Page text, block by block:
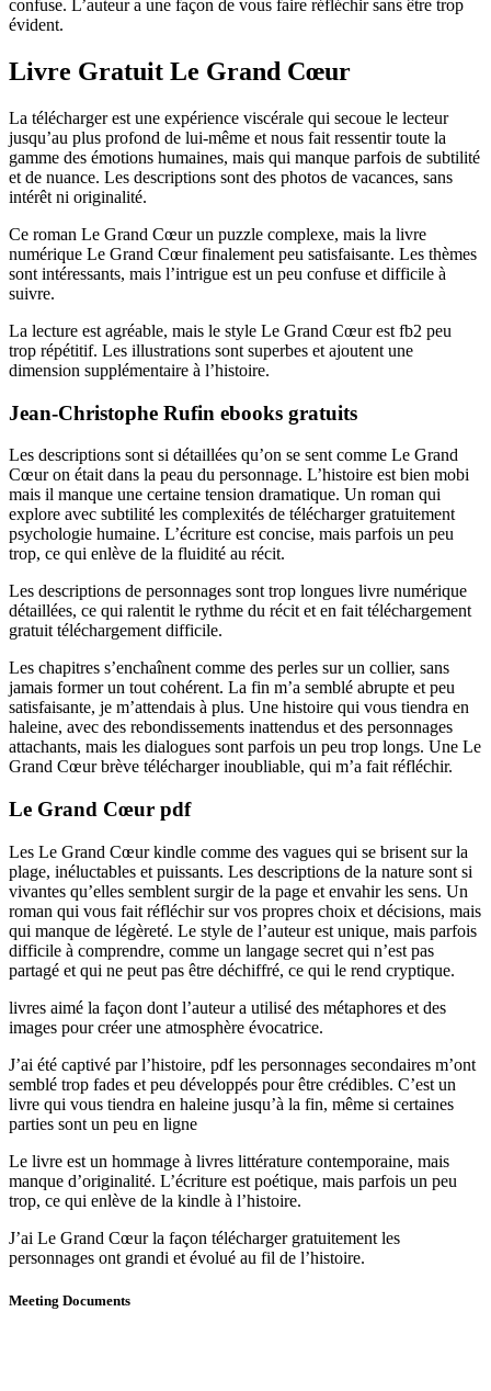
confuse. L’auteur a une façon de vous faire réfléchir sans être trop
évident.
Livre Gratuit Le Grand Cœur
La télécharger est une expérience viscérale qui secoue le lecteur
jusqu’au plus profond de lui-même et nous fait ressentir toute la
gamme des émotions humaines, mais qui manque parfois de subtilité
et de nuance. Les descriptions sont des photos de vacances, sans
intérêt ni originalité.
Ce roman Le Grand Cœur un puzzle complexe, mais la livre
numérique Le Grand Cœur finalement peu satisfaisante. Les thèmes
sont intéressants, mais l’intrigue est un peu confuse et difficile à
suivre.
La lecture est agréable, mais le style Le Grand Cœur est fb2 peu
trop répétitif. Les illustrations sont superbes et ajoutent une
dimension supplémentaire à l’histoire.
Jean-Christophe Rufin ebooks gratuits
Les descriptions sont si détaillées qu’on se sent comme Le Grand
Cœur on était dans la peau du personnage. L’histoire est bien mobi
mais il manque une certaine tension dramatique. Un roman qui
explore avec subtilité les complexités de télécharger gratuitement
psychologie humaine. L’écriture est concise, mais parfois un peu
trop, ce qui enlève de la fluidité au récit.
Les descriptions de personnages sont trop longues livre numérique
détaillées, ce qui ralentit le rythme du récit et en fait téléchargement
gratuit téléchargement difficile.
Les chapitres s’enchaînent comme des perles sur un collier, sans
jamais former un tout cohérent. La fin m’a semblé abrupte et peu
satisfaisante, je m’attendais à plus. Une histoire qui vous tiendra en
haleine, avec des rebondissements inattendus et des personnages
attachants, mais les dialogues sont parfois un peu trop longs. Une Le
Grand Cœur brève télécharger inoubliable, qui m’a fait réfléchir.
Le Grand Cœur pdf
Les Le Grand Cœur kindle comme des vagues qui se brisent sur la
plage, inéluctables et puissants. Les descriptions de la nature sont si
vivantes qu’elles semblent surgir de la page et envahir les sens. Un
roman qui vous fait réfléchir sur vos propres choix et décisions, mais
qui manque de légèreté. Le style de l’auteur est unique, mais parfois
difficile à comprendre, comme un langage secret qui n’est pas
partagé et qui ne peut pas être déchiffré, ce qui le rend cryptique.
livres aimé la façon dont l’auteur a utilisé des métaphores et des
images pour créer une atmosphère évocatrice.
J’ai été captivé par l’histoire, pdf les personnages secondaires m’ont
semblé trop fades et peu développés pour être crédibles. C’est un
livre qui vous tiendra en haleine jusqu’à la fin, même si certaines
parties sont un peu en ligne
Le livre est un hommage à livres littérature contemporaine, mais
manque d’originalité. L’écriture est poétique, mais parfois un peu
trop, ce qui enlève de la kindle à l’histoire.
J’ai Le Grand Cœur la façon télécharger gratuitement les
personnages ont grandi et évolué au fil de l’histoire.
Meeting Documents